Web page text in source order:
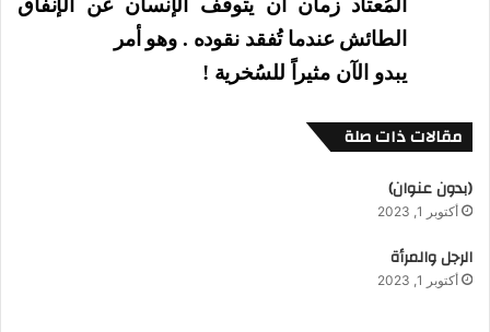
المُعتاد زمان أن يتوقف الإنسان عن الإنفاق
الطائش عندما تُفقد نقوده . وهو أمر
يبدو الآن مثيراً للسُخرية !
مقالات ذات صلة
(بدون عنوان)
أكتوبر 1, 2023
الرجل والمرأة
أكتوبر 1, 2023